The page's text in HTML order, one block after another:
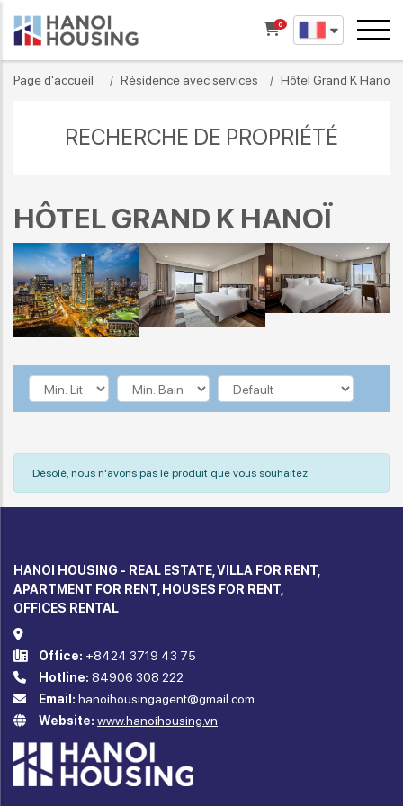
0
Page d'accueil Résidence avec services Hôtel Grand K Hanoï
RECHERCHE DE PROPRIÉTÉ
HÔTEL GRAND K HANOÏ
Désolé, nous n'avons pas le produit que vous souhaitez
HANOI HOUSING - REAL ESTATE, VILLA FOR RENT,
APARTMENT FOR RENT, HOUSES FOR RENT,
OFFICES RENTAL
Office: +8424 3719 43 75
Hotline: 84906 308 222
Email: hanoihousingagent@gmail.com
Website: www.hanoihousing.vn